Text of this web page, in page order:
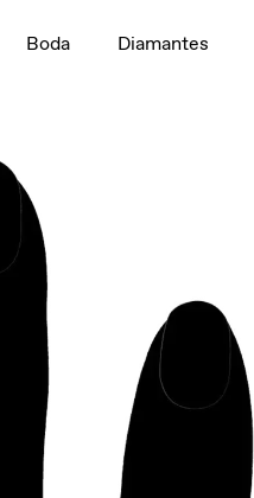
Boda Diamantes